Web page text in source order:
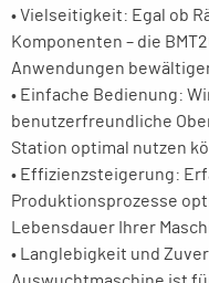
• Vielseitigkeit: Egal ob
Komponenten – die
Anwendungen
• Einfache Bedienung:
benutzerfreundliche
Station optimal nutzen
• Effizienzsteigerung:
Produktionsprozesse
Lebensdauer Ihrer
• Langlebigkeit und